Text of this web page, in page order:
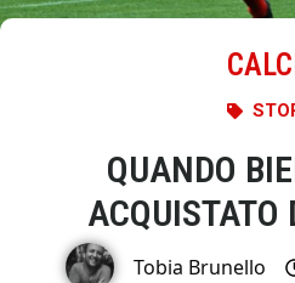
QUANDO
ACQUISTATO
Tobia Brunello